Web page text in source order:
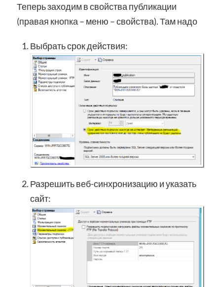
Теперь заходим в свойства публикации
(правая кнопка – меню – свойства). Там надо
Выбрать срок действия:
Разрешить веб-синхронизацию и указать
сайт: